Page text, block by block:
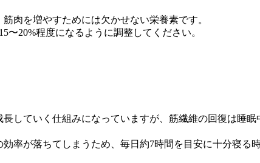
肉を増やすためには欠かせない栄養素です。
20%程度になるように調整してください。
していく仕組みになっていますが、筋繊維の回復は睡
率が落ちてしまうため、毎日約7時間を目安に十分寝る